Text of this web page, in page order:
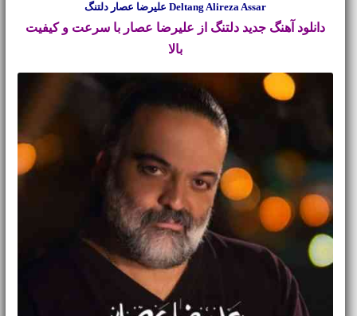
Deltang Alireza Assar علیرضا عصار دلتنگ
دانلود آهنگ جدید دلتنگ از علیرضا عصار با سرعت و کیفیت
بالا